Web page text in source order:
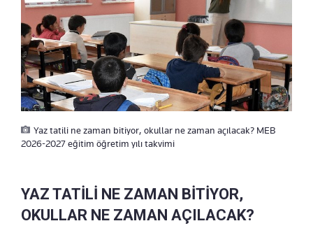
Yaz tatili ne zaman bitiyor, okullar ne zaman açılacak? MEB
2026-2027 eğitim öğretim yılı takvimi
YAZ TATİLİ NE ZAMAN BİTİYOR,
OKULLAR NE ZAMAN AÇILACAK?